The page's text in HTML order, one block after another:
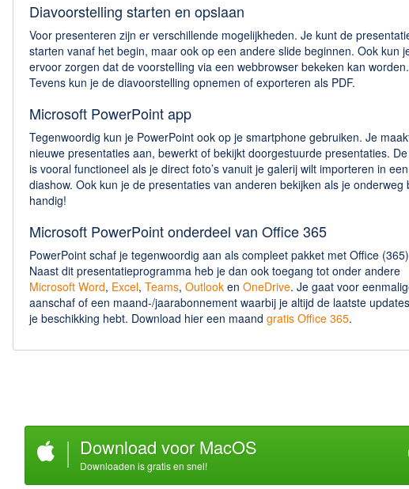
Diavoorstelling starten en opslaan
Voor presenteren zijn er verschillende mogelijkheden. Je kunt de
starten vanaf het begin, maar ook op een andere slide beginnen. Ook kun
ervoor zorgen dat de voorstelling via een webbrowser bekeken kan worden.
Tevens kun je de diavoorstelling opnemen of exporteren als PDF.
Microsoft PowerPoint app
Tegenwoordig kun je PowerPoint ook op je smartphone gebruiken. Je
nieuwe presentaties aan, bewerkt of bekijkt doorgestuurde presentaties.
is vooral functioneel als je direct foto’s vanuit je galerij wilt importeren in een
diashow. Ook kun je de presentaties van anderen bekijken als je onderweg
handig!
Microsoft PowerPoint onderdeel van Office 365
PowerPoint schaf je tegenwoordig aan als compleet pakket met Office
Naast dit presentatieprogramma heb je dan ook toegang tot onder andere
Microsoft Word, Excel, Teams, Outlooken OneDrive. Je gaat voor
aanschaf of een maand-/jaarabonnement waarbij je altijd de laatste
je beschikking hebt. Download hier een maand gratis Office 365.
Download voor MacOS
Downloaden is gratis en snel!